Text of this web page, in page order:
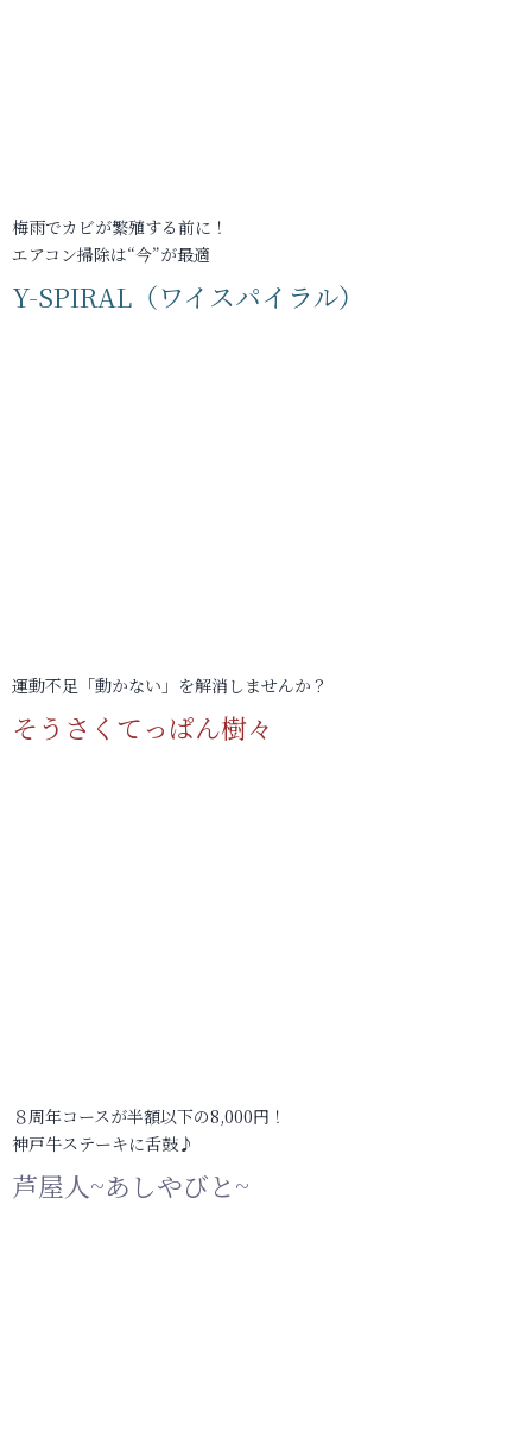
梅雨でカビが繁殖する前に！
エアコン掃除は“今”が最適
Y-SPIRAL（ワイスパイラル）
運動不足「動かない」を解消しませんか？
そうさくてっぱん樹々
８周年コースが半額以下の8,000円！
神戸牛ステーキに舌鼓♪
芦屋人~あしやびと~